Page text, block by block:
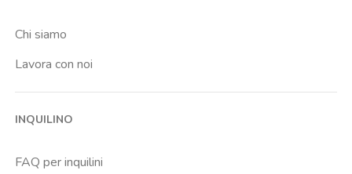
Chi siamo
Lavora con noi
INQUILINO
FAQ per inquilini